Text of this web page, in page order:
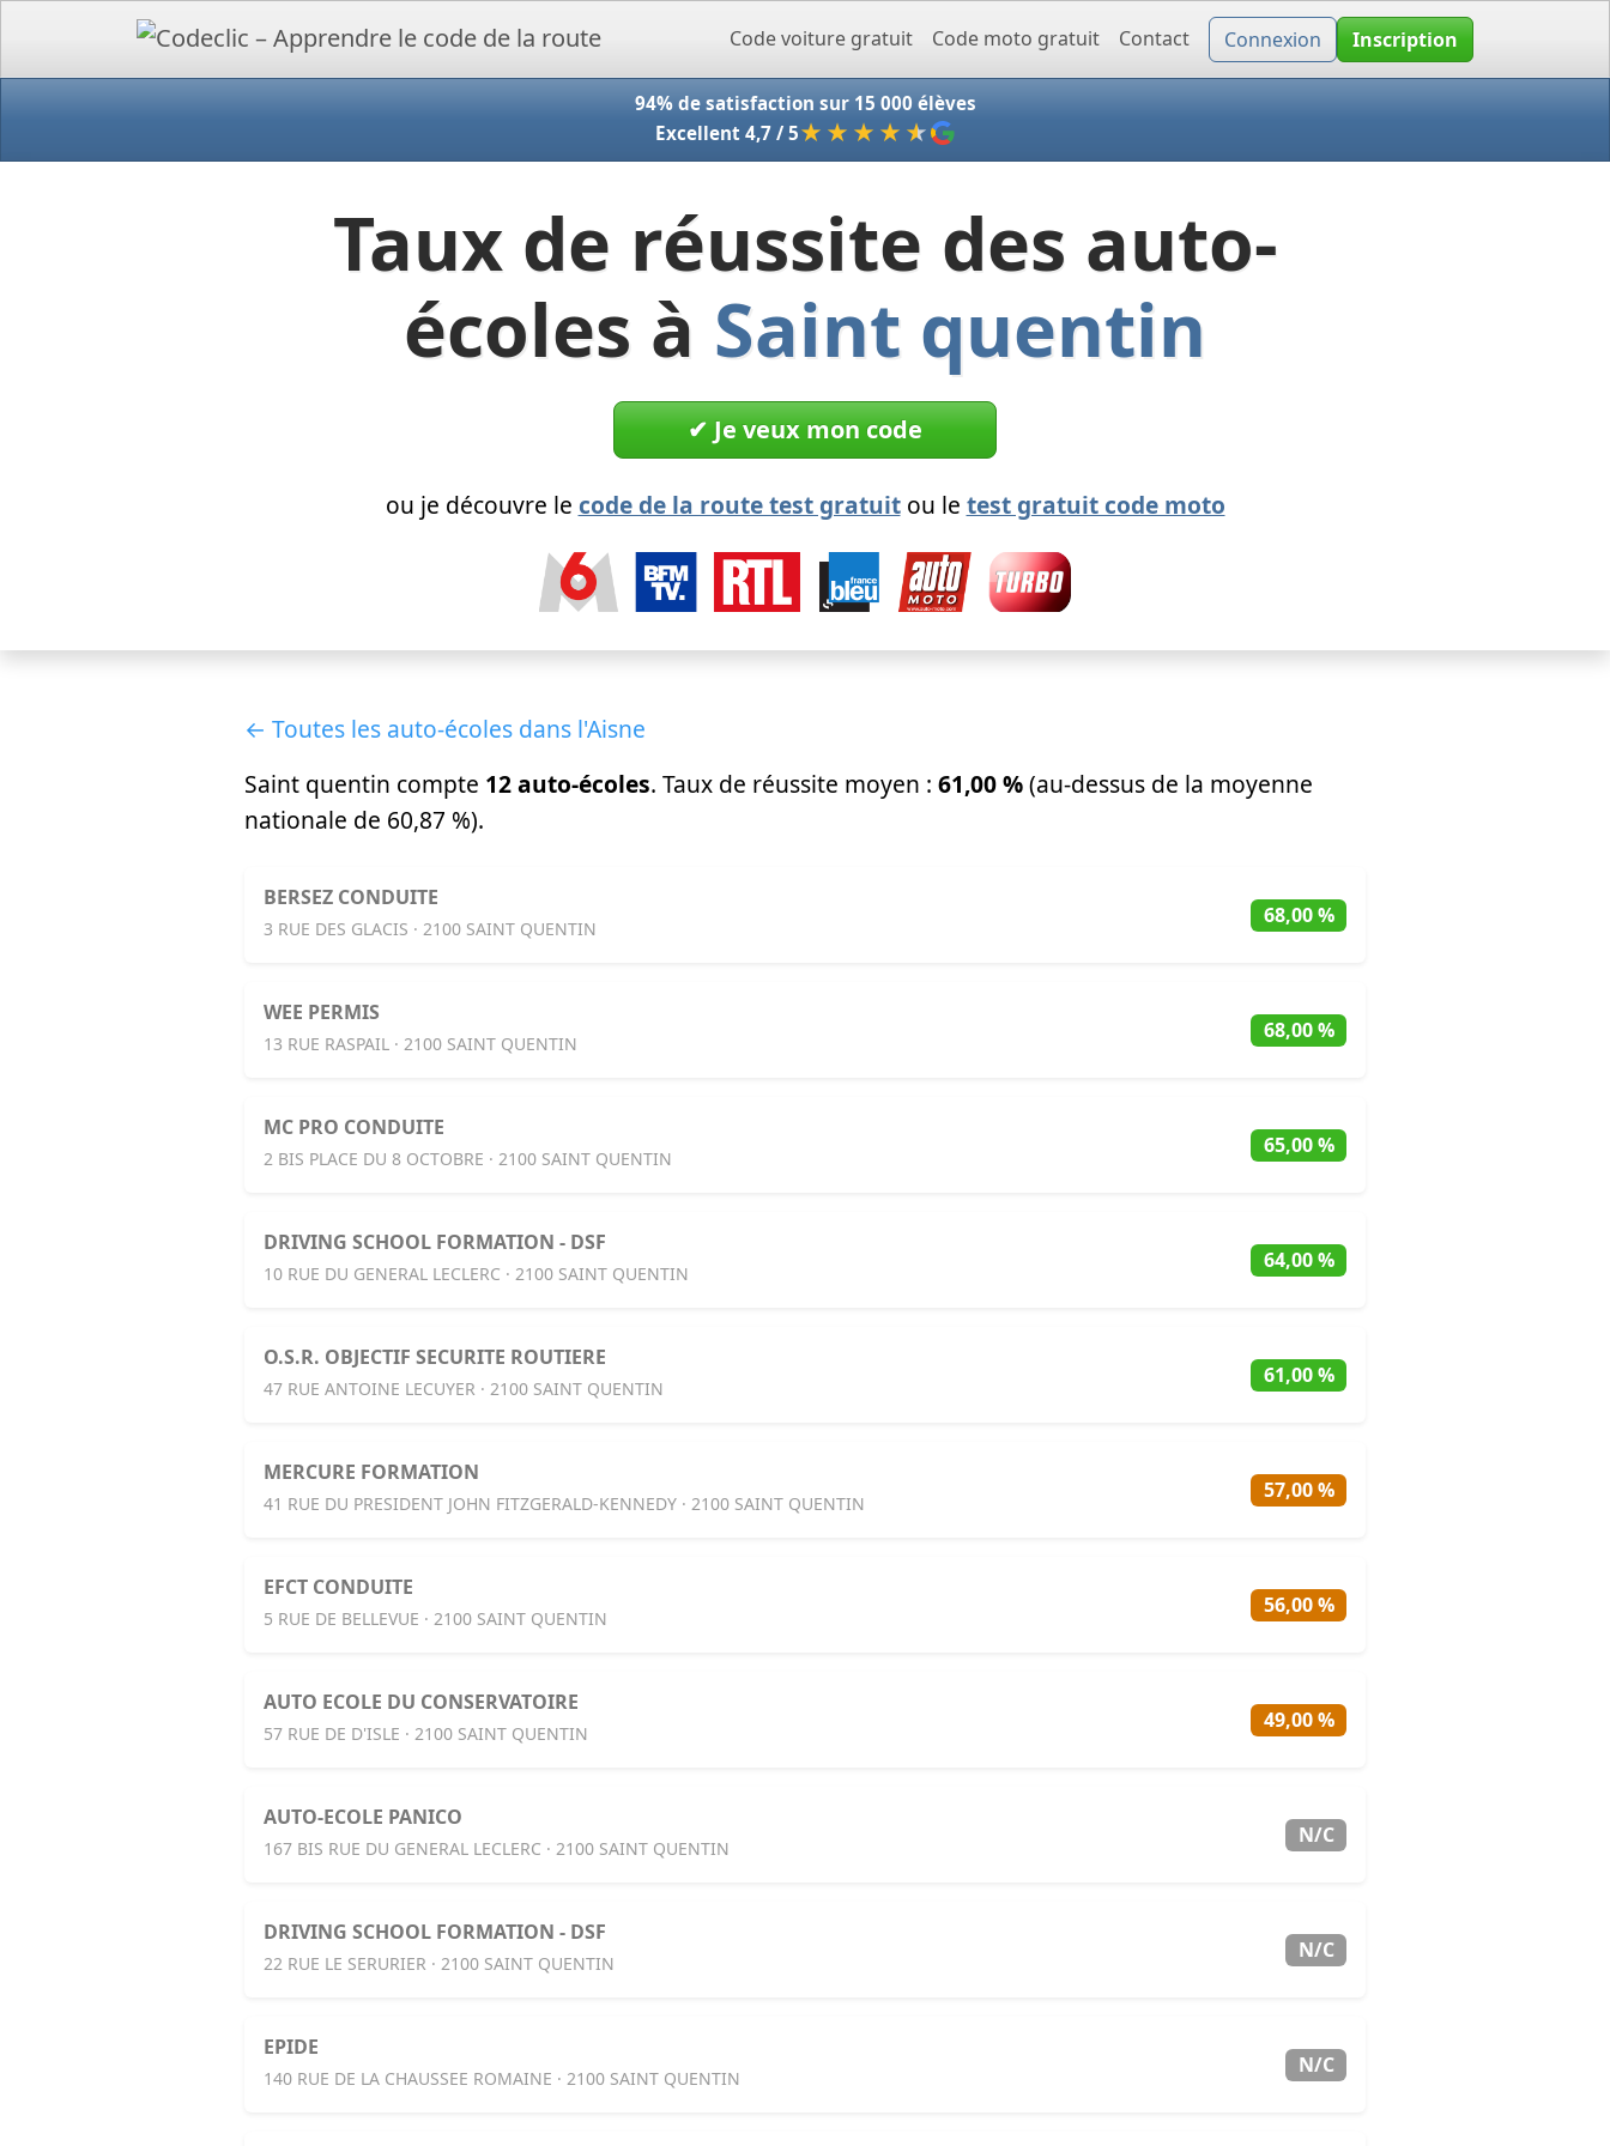
Accueil - CodeclicCode voiture gratuit Code moto gratuit Contact Connexion Inscription
94% de satisfaction sur 15 000 élèves
Excellent 4,7 / 5★★★★ ★
Taux de réussite des auto-
écoles à Saint quentin
✔︎ Je veux mon code
ou je découvre le code de la route test gratuitou le test gratuit code moto
← Toutes les auto-écoles dans l'Aisne
Saint quentin compte 12 auto-écoles. Taux de réussite moyen : 61,00 %(au-dessus de la moyenne
nationale de 60,87 %).
BERSEZ CONDUITE
3 RUE DES GLACIS · 2100 SAINT QUENTIN
68,00 %
WEE PERMIS
13 RUE RASPAIL · 2100 SAINT QUENTIN
68,00 %
MC PRO CONDUITE
2 BIS PLACE DU 8 OCTOBRE · 2100 SAINT QUENTIN
65,00 %
DRIVING SCHOOL FORMATION - DSF
10 RUE DU GENERAL LECLERC · 2100 SAINT QUENTIN
64,00 %
O.S.R. OBJECTIF SECURITE ROUTIERE
47 RUE ANTOINE LECUYER · 2100 SAINT QUENTIN
61,00 %
MERCURE FORMATION
41 RUE DU PRESIDENT JOHN FITZGERALD-KENNEDY · 2100 SAINT QUENTIN
57,00 %
EFCT CONDUITE
5 RUE DE BELLEVUE · 2100 SAINT QUENTIN
56,00 %
AUTO ECOLE DU CONSERVATOIRE
57 RUE DE D'ISLE · 2100 SAINT QUENTIN
49,00 %
AUTO-ECOLE PANICO
167 BIS RUE DU GENERAL LECLERC · 2100 SAINT QUENTIN
N/C
DRIVING SCHOOL FORMATION - DSF
22 RUE LE SERURIER · 2100 SAINT QUENTIN
N/C
EPIDE
140 RUE DE LA CHAUSSEE ROMAINE · 2100 SAINT QUENTIN
N/C